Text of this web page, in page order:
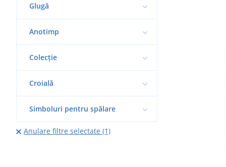
Glugă
Anotimp
Colecție
Croială
Simboluri pentru spălare
Anulare filtre selectate (1)